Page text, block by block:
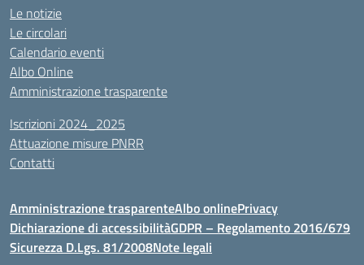
Le notizie
Le circolari
Calendario eventi
Albo Online
Amministrazione trasparente
Iscrizioni 2024_2025
Attuazione misure PNRR
Contatti
Amministrazione trasparenteAlbo onlinePrivacy
Dichiarazione di accessibilitàGDPR – Regolamento 2016/679
Sicurezza D.Lgs. 81/2008Note legali